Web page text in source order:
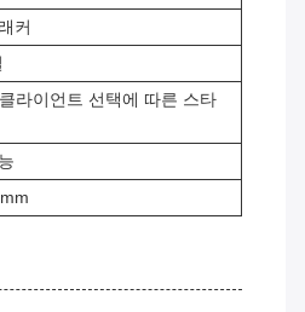
커
라이언트 선택에 따른 스타